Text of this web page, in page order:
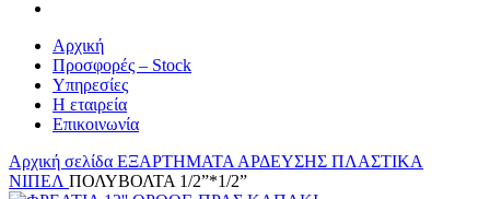
Αρχική
Προσφορές – Stock
Υπηρεσίες
Η εταιρεία
Επικοινωνία
Αρχική σελίδα ΕΞΑΡΤΗΜΑΤΑ ΑΡΔΕΥΣΗΣ ΠΛΑΣΤΙΚΑ
ΝΙΠΕΛ ΠΟΛΥΒΟΛΤΑ 1/2”*1/2”